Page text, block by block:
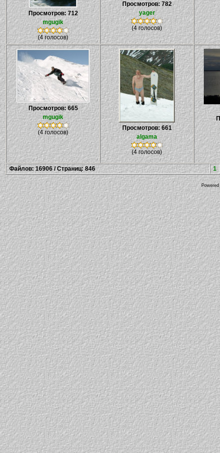
Просмотров: 712
mgugik
(4 голосов)
Просмотров: 782
yager
(4 голосов)
Просмотров: 665
mgugik
(4 голосов)
Просмотров: 661
algama
(4 голосов)
Файлов: 16906 / Страниц: 846 1